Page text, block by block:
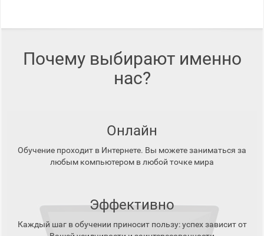
Почему выбирают именно
нас?
Онлайн
Обучение проходит в Интернете. Вы можете заниматься за
любым компьютером в любой точке мира
Эффективно
Каждый шаг в обучении приносит пользу: успех зависит от